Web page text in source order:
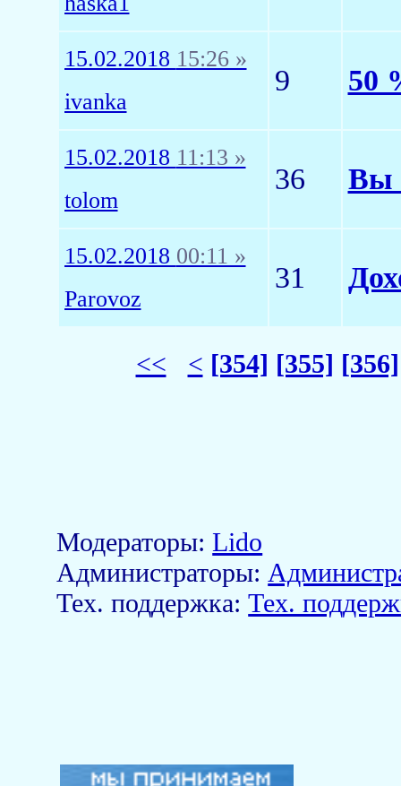
15.02.2018 15:26 »
ivanka
9 50
15.02.2018 11:13 »
tolom
36 Вы
15.02.2018 00:11 »
Parovoz
31
<< < [354] [355] [356]
Модераторы:Lido
Aдминистраторы:
Тех. поддержка:Тех.